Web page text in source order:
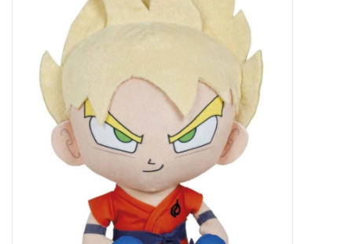
Veronese Design
Giftware & Lifestyle &
Collectables
Bezoek ons